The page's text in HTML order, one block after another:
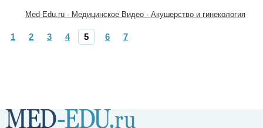
Med-Edu.ru - Медицинское Видео - Акушерство и гинекология
1 2 3 4 5 6 7